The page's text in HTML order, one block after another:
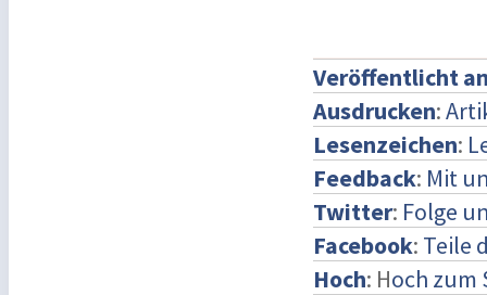
Veröffentlicht
Ausdrucken:
Lesenzeichen:
Feedback: Mit
Twitter: Folge
Facebook: Teile
Hoch: Hoch zum